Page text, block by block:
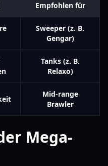
Empfohlen für
Sweeper (z. B.
Gengar)
Tanks (z. B.
Relaxo)
Mid-range
Brawler
Mega-